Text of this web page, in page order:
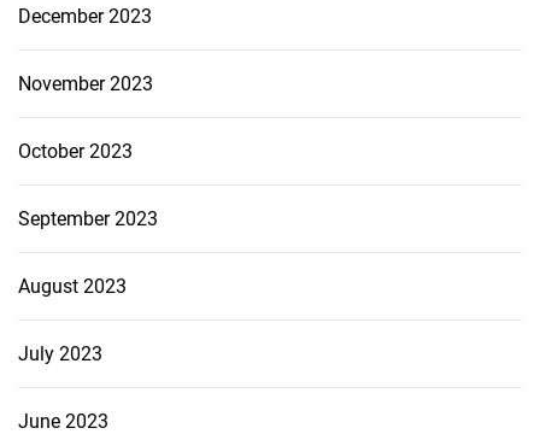
December 2023
November 2023
October 2023
September 2023
August 2023
July 2023
June 2023